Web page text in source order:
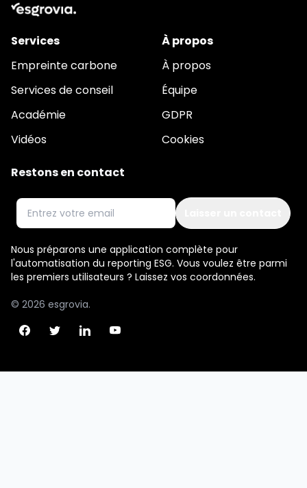
Services
Empreinte carbone
Services de conseil
Académie
Vidéos
À propos
À propos
Équipe
GDPR
Cookies
Restons en contact
Email
Nous préparons une application complète pour
l'automatisation du reporting ESG. Vous voulez être parmi
les premiers utilisateurs ? Laissez vos coordonnées.
© 2026 esgrovia.